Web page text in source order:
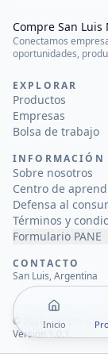
Inicio
Compre San
Conectamos
oportunidades,
EXPLORAR
Productos
Empresas
Bolsa de trabajo
INFORMACIÓN
Sobre nosotros
Centro de
Defensa al
Términos y
Formulario PANE
CONTACTO
San Luis, Argentina
© 2026Compre San
Versión 1.0.1